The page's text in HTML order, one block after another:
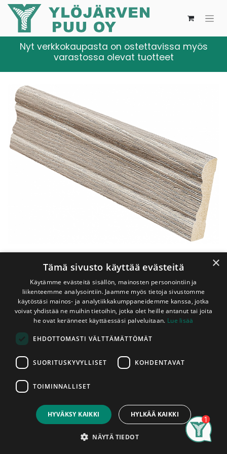
7,00€
Account
Nyt verkkokaupasta on ostettavissa myös
varastossa olevat tuotteet
Shop
Jalkalista MDF 12x58x2440 mm Koriste Valkotammi
Jalkalista MDF 12x58x2440 mm
Koriste Valkotammi
MDF:stä (puristemassasta) valmistettu valkotammea
jäljittelevä koristeellinen jalkalista. MDF:stä valmistetut listat
soveltuvat erityisesti kolhualttiisiin paikkoihin, koska MDF –
raaka-aine on kovempaa kuin puu ja kestää siten
paremmin iskuja. MDF:stä valmistetut tuotteet eivät sovellu
kosteisiin tiloihin (esim. pesutiloihin) tai talvet kylmillään
×
Tämä sivusto käyttää evästeitä
Käytämme evästeitä sisällön, mainosten personointiin ja
liikenteemme analysointiin. Jaamme myös tietoja sivustomme
käytöstäsi mainos- ja analytiikkakumppaneidemme kanssa, jotka
voivat yhdistää ne muihin tietoihin, jotka olet heille antanut tai joita
he ovat keränneet käyttäessäsi palveluitaan. Lue lisää
EHDOTTOMASTI VÄLTTÄMÄTTÖMÄT
SUORITUSKYVYLLISET KOHDENTAVAT
TOIMINNALLISET
HYVÄKSY KAIKKI HYLKÄÄ KAIKKI
NÄYTÄ TIEDOT